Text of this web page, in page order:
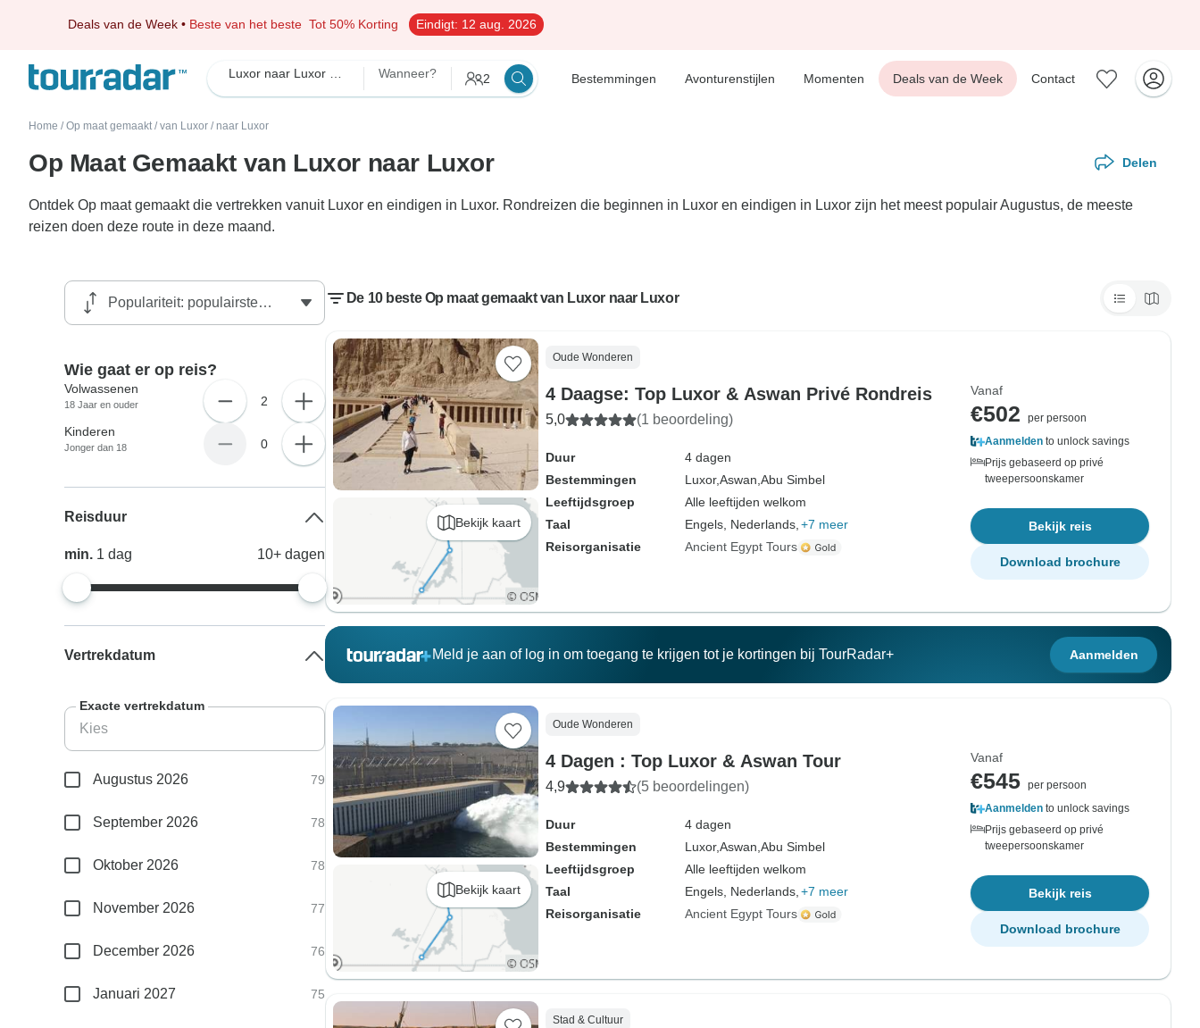
Deals van de Week • Beste van het beste Tot 50% Korting Eindigt: 12 aug. 2026
Wanneer? 2 Bestemmingen Avonturenstijlen Momenten Deals van de Week Contact
Home / Op maat gemaakt / van Luxor / naar Luxor
Op Maat Gemaakt van Luxor naar Luxor Delen
Ontdek Op maat gemaakt die vertrekken vanuit Luxor en eindigen in Luxor. Rondreizen die beginnen in Luxor en eindigen in Luxor zijn het meest populair Augustus, de meeste
reizen doen deze route in deze maand.
De 10 beste Op maat gemaakt van Luxor naar Luxor
Bekijk kaart
Oude Wonderen
4 Daagse: Top Luxor & Aswan Privé Rondreis
5,0 (1 beoordeling)
Duur
4 dagen
Bestemmingen
Luxor,Aswan, Abu Simbel
Leeftijdsgroep
Alle leeftijden welkom
Taal
Engels, Nederlands, +7 meer
Reisorganisatie
Ancient Egypt Tours
Vanaf
€502
per persoon
Aanmelden to unlock savings
Prijs gebaseerd op privé
tweepersoonskamer
Bekijk reis
Download brochure
Meld je aan of log in om toegang te krijgen tot je kortingen bij TourRadar+ Aanmelden
Bekijk kaart
Oude Wonderen
4 Dagen : Top Luxor & Aswan Tour
4,9 (5 beoordelingen)
Duur
4 dagen
Bestemmingen
Luxor,Aswan, Abu Simbel
Leeftijdsgroep
Alle leeftijden welkom
Taal
Engels, Nederlands, +7 meer
Reisorganisatie
Ancient Egypt Tours
Vanaf
€545 per persoon
Aanmelden to unlock savings
Prijs gebaseerd op privé
tweepersoonskamer
Bekijk reis
Download brochure
Stad & Cultuur
Wie gaat er op reis?
Volwassenen
18 Jaar en ouder 2
Kinderen
Jonger dan 18 0
Reisduur
min. 1dag 10+ dagen
Vertrekdatum
Exacte vertrekdatum
Augustus 2026 79
September 2026 78
Oktober 2026 78
November 2026 77
December 2026 76
Januari 2027 75